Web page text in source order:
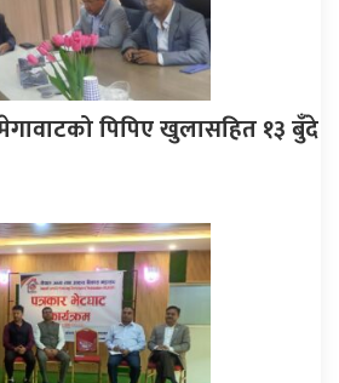
मेगावाटको पिपिए खुलासहित १३ बुँदे